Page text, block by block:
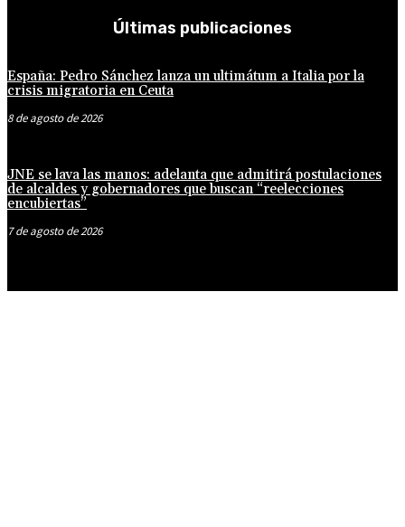
Últimas publicaciones
España: Pedro Sánchez lanza un ultimátum a Italia por la
crisis migratoria en Ceuta
8 de agosto de 2026
JNE se lava las manos: adelanta que admitirá postulaciones
de alcaldes y gobernadores que buscan “reelecciones
encubiertas”
7 de agosto de 2026